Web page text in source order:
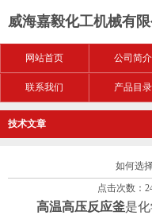
威海嘉毅化工机械有限
网站首页 公司简介
联系我们 产品目录
技术文章
如何选
点击次数：
高温高压反应釜是